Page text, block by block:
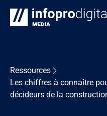
Ressources
Les chiffres à connaître
décideurs de la